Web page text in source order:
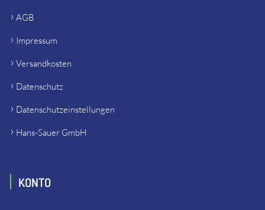
AGB
Impressum
Versandkosten
Datenschutz
Datenschutzeinstellungen
Hans-Sauer GmbH
KONTO